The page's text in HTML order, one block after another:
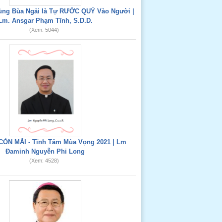
Bùa Ngải là Tự RƯỚC QUỶ Vào Người |
Ansgar Phạm Tĩnh, S.D.D.
(Xem: 5044)
MÃI - Tĩnh Tâm Mùa Vọng 2021 | Lm
Đaminh Nguyễn Phi Long
(Xem: 4528)